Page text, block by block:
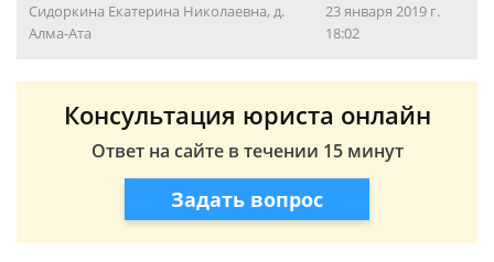
Сидоркина Екатерина Николаевна, д.
Алма-Ата
23 января 2019 г.
18:02
Консультация юриста онлайн
Ответ на сайте в течении 15 минут
Задать вопрос